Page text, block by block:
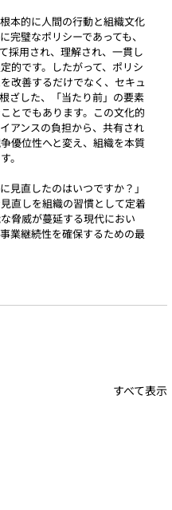
本的に人間の行動と組織文化
完璧なポリシーであっても、
採用され、理解され、一貫し
的です。したがって、ポリシ
改善するだけでなく、セキュ
ざした、「当たり前」の要素
とでもあります。この文化的
アンスの負担から、共有され
優位性へと変え、組織を本質
。
見直したのはいつですか？」
直しを組織の習慣として定着
脅威が蔓延する現代におい
業継続性を確保するための最
すべて表示